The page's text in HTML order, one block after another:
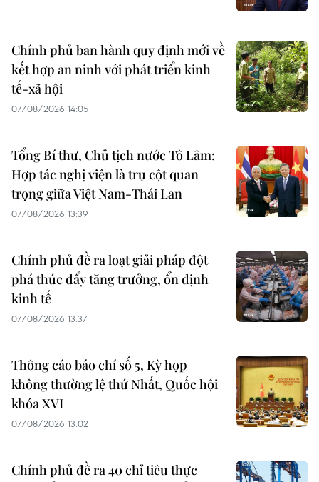
Chính phủ ban hành quy định mới về
kết hợp an ninh với phát triển kinh
tế-xã hội
07/08/2026 14:05
Tổng Bí thư, Chủ tịch nước Tô Lâm:
Hợp tác nghị viện là trụ cột quan
trọng giữa Việt Nam-Thái Lan
07/08/2026 13:39
Chính phủ đề ra loạt giải pháp đột
phá thúc đẩy tăng trưởng, ổn định
kinh tế
07/08/2026 13:37
Thông cáo báo chí số 5, Kỳ họp
không thường lệ thứ Nhất, Quốc hội
khóa XVI
07/08/2026 13:02
Chính phủ đề ra 40 chỉ tiêu thực